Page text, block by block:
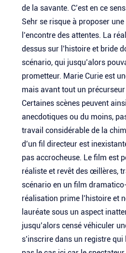
de la savante. C’est en ce
Sehr se risque à proposer
l’encontre des attentes. La
dessus sur l’histoire et bride
scénario, qui jusqu’alors
prometteur. Marie Curie est
mais avant tout un
Certaines scènes peuvent
anecdotiques ou du moins,
travail considérable de la
d’un fil directeur est
pas accrocheuse. Le film est
réaliste et revêt des œillères,
scénario en un film
réalisation prime l’histoire et
lauréate sous un aspect
jusqu’alors censé véhiculer
s’inscrire dans un registre qui